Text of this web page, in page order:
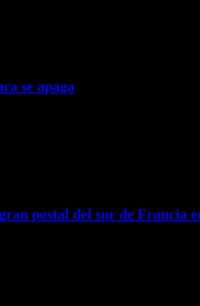
se apaga
postal del sur de Francia